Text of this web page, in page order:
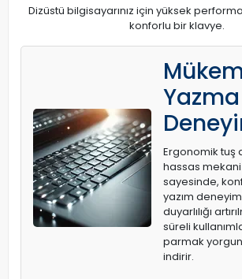
Dizüstü bilgisayarınız için yüksek
konforlu bir klavye.
Yazma
Ergonomik tuş
hassas
sayesinde,
yazım
duyarlılığı
süreli
parmak
indirir.